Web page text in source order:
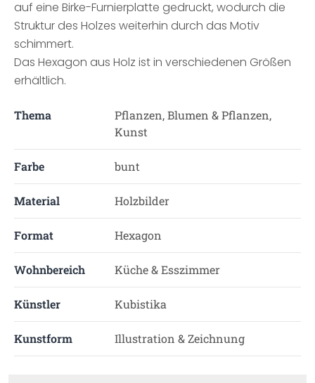
auf eine Birke-Furnierplatte gedruckt, wodurch die
Struktur des Holzes weiterhin durch das Motiv
schimmert.
Das Hexagon aus Holz ist in verschiedenen Größen
erhältlich.
Thema
Pflanzen, Blumen & Pflanzen,
Kunst
Farbe bunt
Material Holzbilder
Format Hexagon
Wohnbereich Küche & Esszimmer
Künstler Kubistika
Kunstform Illustration & Zeichnung